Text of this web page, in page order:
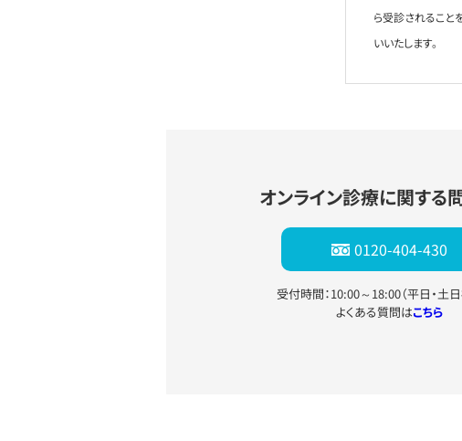
ら受診されること
いいたします。
オンライン診療に関する
0120-404-430
受付時間：10:00～18:00（平日・土日
よくある質問はこちら